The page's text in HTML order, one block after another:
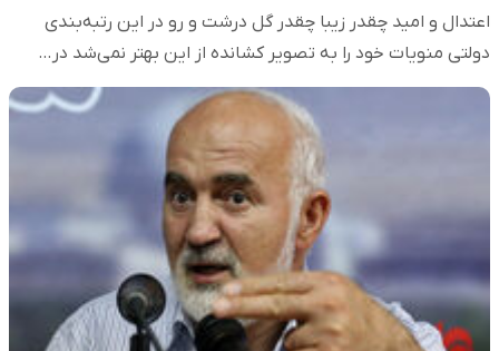
اعتدال و امید چقدر زیبا چقدر گل درشت و رو در این رتبه‌بندی
دولتی منویات خود را به تصویر کشانده از این بهتر نمی‌شد در…